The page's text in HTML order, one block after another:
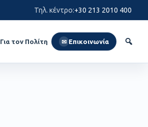
Τηλ. κέντρο:+30 213 2010 400
Για τον Πολίτη ✉ Επικοινωνία